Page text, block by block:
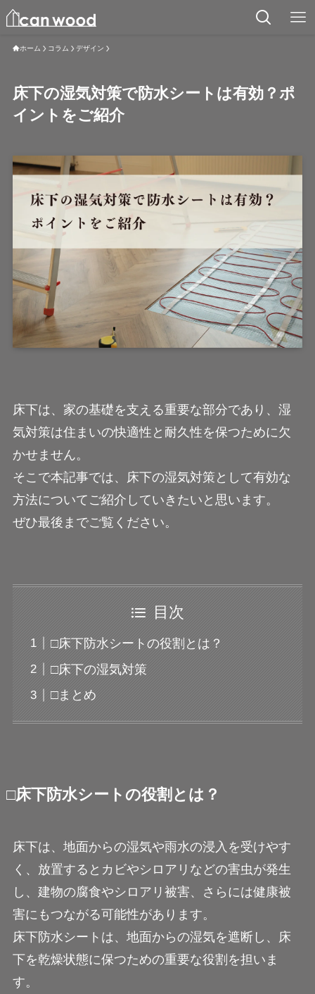
ホーム コラム デザイン
床下の湿気対策で防水シートは有効？ポ
イントをご紹介
床下は、家の基礎を支える重要な部分であり、湿
気対策は住まいの快適性と耐久性を保つために欠
かせません。
そこで本記事では、床下の湿気対策として有効な
方法についてご紹介していきたいと思います。
ぜひ最後までご覧ください。
目次
□床下防水シートの役割とは？
□床下の湿気対策
□まとめ
□床下防水シートの役割とは？
床下は、地面からの湿気や雨水の浸入を受けやす
く、放置するとカビやシロアリなどの害虫が発生
し、建物の腐食やシロアリ被害、さらには健康被
害にもつながる可能性があります。
床下防水シートは、地面からの湿気を遮断し、床
下を乾燥状態に保つための重要な役割を担いま
す。